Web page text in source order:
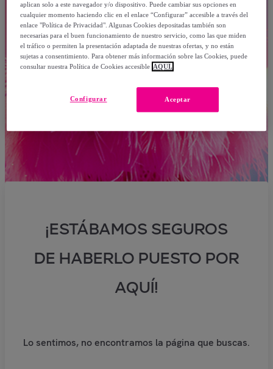
¡ESTÁBAMOS SEGUROS
DE HABERLO PUESTO POR
AQUÍ!
Lo sentimos, no encontramos la página que buscas.
aplican solo a este navegador y/o dispositivo. Puede cambiar sus opciones en
cualquier momento haciendo clic en el enlace “Configurar” accesible a través del
enlace "Política de Privacidad". Algunas Cookies depositadas también son
necesarias para el buen funcionamiento de nuestro servicio, como las que miden
el tráfico o permiten la presentación adaptada de nuestras ofertas, y no están
sujetas a consentimiento. Para obtener más información sobre las Cookies, puede
consultar nuestra Política de Cookies accesible AQUÍ.
Aceptar
Configurar